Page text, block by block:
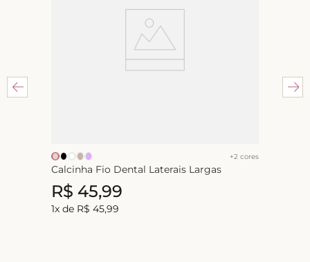
+2 cores
Calcinha Fio Dental Laterais Largas
R$ 45,99
1x de R$ 45,99